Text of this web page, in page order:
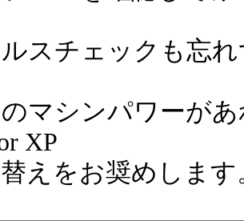
スチェックも忘
マシンパワーが
XP
えをお奨めします